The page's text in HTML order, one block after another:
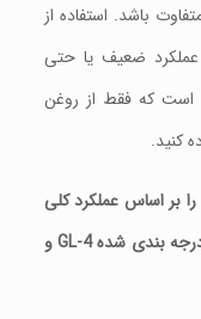
باشد. استفاده از
ضعیف یا حتی
است که فقط از روغن
کنید.
بر اساس عملکرد کلی
بندی شدهGL-4
و